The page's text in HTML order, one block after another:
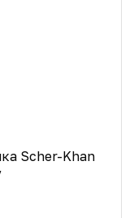
Scher-Khan